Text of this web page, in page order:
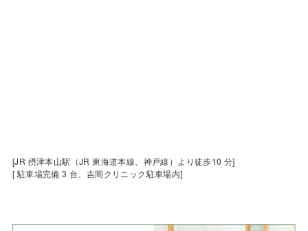
[JR 摂津本山駅（JR 東海道本線、神戸線）より徒歩10 分]
[ 駐車場完備 3 台、吉岡クリニック駐車場内]